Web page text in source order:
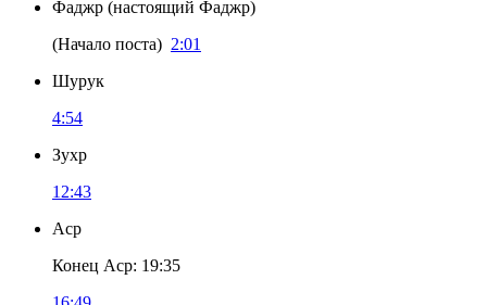
Фаджр (настоящий Фаджр)
(Начало поста) 2:01
Шурук
4:54
Зухр
12:43
Аср
Конец Аср: 19:35